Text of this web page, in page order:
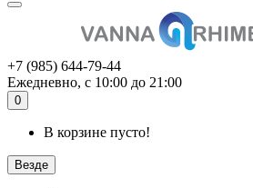
+7 (985) 644-79-44
Ежедневно, с 10:00 до 21:00
0
В корзине пусто!
Везде